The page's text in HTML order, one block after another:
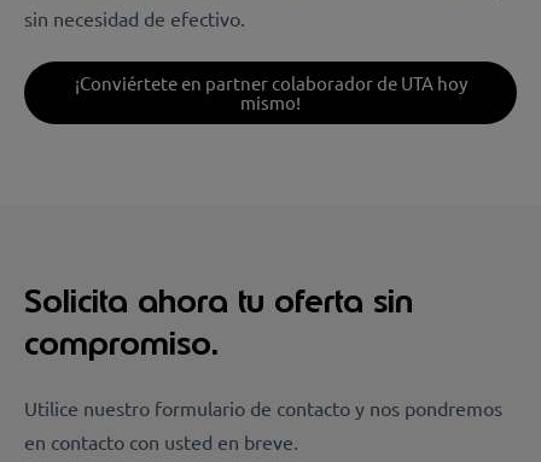
sin necesidad de efectivo.
¡Conviértete en partner colaborador de UTA hoy
mismo!
Solicita ahora tu oferta sin
compromiso.
Utilice nuestro formulario de contacto y nos pondremos
en contacto con usted en breve.